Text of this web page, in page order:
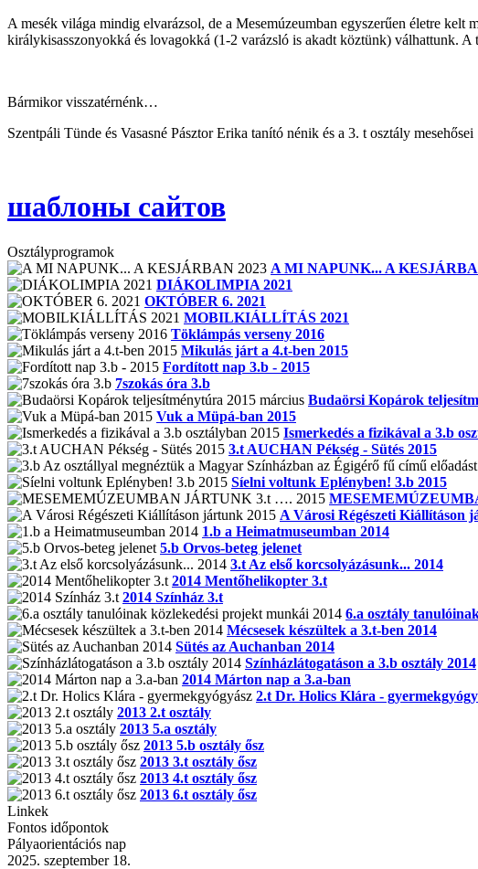
A mesék világa mindig elvarázsol, de a Mesemúzeumban egyszerűen életre
királykisasszonyokká és lovagokká (1-2 varázsló is akadt köztünk)
Bármikor visszatérnénk…
Szentpáli Tünde és Vasasné Pásztor Erika tanító nénik és a 3. t osztály mesehősei
шаблоны сайтов
Osztályprogramok
A MI NAPUNK... A
DIÁKOLIMPIA 2021
OKTÓBER 6. 2021
MOBILKIÁLLÍTÁS 2021
Töklámpás verseny 2016
Mikulás járt a 4.t-ben 2015
Fordított nap 3.b - 2015
7szokás óra 3.b
Budaörsi Kopárok
Vuk a Müpá-ban 2015
Ismerkedés a fizikával a 3.b
3.t AUCHAN Pékség - Sütés 2015
Síelni voltunk Eplényben! 3.b 2015
A Városi Régészeti Kiállításon
1.b a Heimatmuseumban 2014
5.b Orvos-beteg jelenet
3.t Az első korcsolyázásunk... 2014
2014 Mentőhelikopter 3.t
2014 Színház 3.t
6.a osztály
Mécsesek készültek a 3.t-ben 2014
Sütés az Auchanban 2014
Színházlátogatáson a 3.b osztály 2014
2014 Márton nap a 3.a-ban
2.t Dr. Holics Klára -
2013 2.t osztály
2013 5.a osztály
2013 5.b osztály ősz
2013 3.t osztály ősz
2013 4.t osztály ősz
2013 6.t osztály ősz
Linkek
Fontos időpontok
Pályaorientációs nap
2025. szeptember 18.